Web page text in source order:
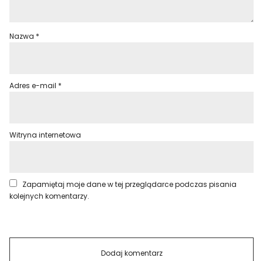
Nazwa *
Adres e-mail *
Witryna internetowa
Zapamiętaj moje dane w tej przeglądarce podczas pisania
kolejnych komentarzy.